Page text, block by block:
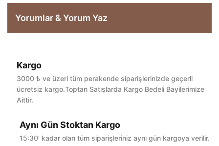
Yorumlar & Yorum Yaz
Bu ürüne ilk yorumu siz yapın!
Kargo
3000 ₺ ve üzeri tüm perakende siparişlerinizde geçerli
ücretsiz kargo.Toptan Satışlarda Kargo Bedeli Bayilerimize
Aittir.
Aynı Gün Stoktan Kargo
15:30' kadar olan tüm siparişleriniz aynı gün kargoya verilir.